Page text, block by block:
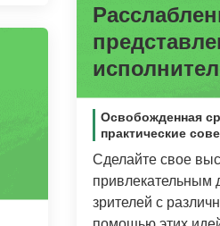
Освобожденная
практические
Сделайте свое
привлекательным
зрителей с